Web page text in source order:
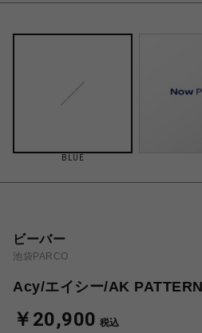
BLUE
ビーバー
池袋PARCO
Acy/エイシー/AK
￥20,900 税込